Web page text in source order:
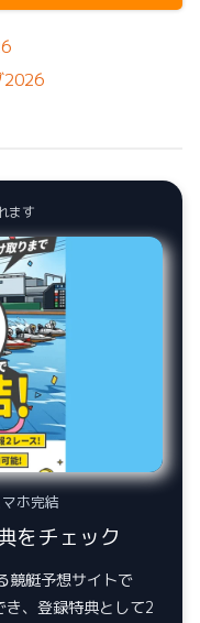
2026
ます
ホ完結
をチェック
競艇予想サイトで
、登録特典として2